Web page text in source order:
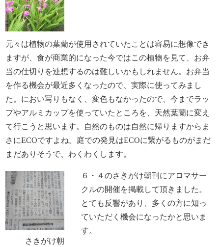
元々は植物の葉蘭が使用されていたことは容易に想像でき
ますが、食が商業的になった今ではこの植物を見て、お弁
当の仕切りを連想するのは難しいかもしれません。お弁当
を作る機会が最近多くなったので、実際に使ってみまし
た。におい写りもなく、変色もなかったので、今までラッ
プやアルミカップを使っていたところを、天然葉蘭に変え
て行こうと思います。自然のものは自然に帰りますからま
さにECOですよね。庭での発見はECOに繋がるものがまだ
まだありそうで、わくわくします。
さきがけ朝
６・４のさきがけ朝刊にアロマサー
クルの開催を掲載して頂きました。
とても反響があり、多くの方に知っ
ていただく機会になったかと思いま
す。